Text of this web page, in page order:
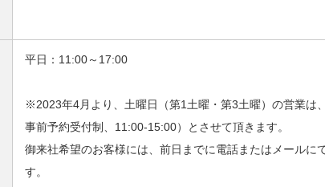
平日：11:00～17:00
※2023年4月より、土曜日（第1土曜・第3土曜）の営業は
事前予約受付制、11:00-15:00）とさせて頂きます。
御来社希望のお客様には、前日までに電話またはメールに
す。